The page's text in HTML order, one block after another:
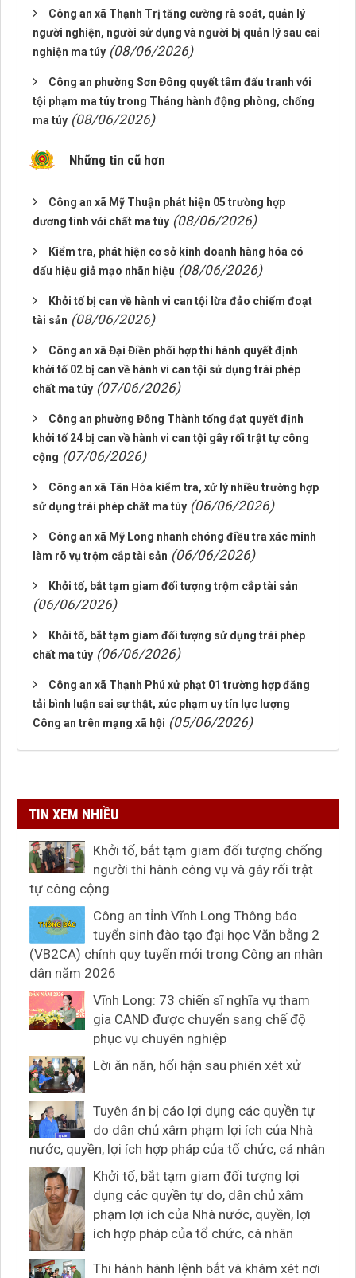
Công an xã Thạnh Trị tăng cường rà soát, quản lý
người nghiện, người sử dụng và người bị quản lý sau cai
nghiện ma túy (08/06/2026)
Công an phường Sơn Đông quyết tâm đấu tranh với
tội phạm ma túy trong Tháng hành động phòng, chống
ma túy (08/06/2026)
Những tin cũ hơn
Công an xã Mỹ Thuận phát hiện 05 trường hợp
dương tính với chất ma túy (08/06/2026)
Kiểm tra, phát hiện cơ sở kinh doanh hàng hóa có
dấu hiệu giả mạo nhãn hiệu (08/06/2026)
Khởi tố bị can về hành vi can tội lừa đảo chiếm đoạt
tài sản (08/06/2026)
Công an xã Đại Điền phối hợp thi hành quyết định
khởi tố 02 bị can về hành vi can tội sử dụng trái phép
chất ma túy (07/06/2026)
Công an phường Đông Thành tống đạt quyết định
khởi tố 24 bị can về hành vi can tội gây rối trật tự công
cộng (07/06/2026)
Công an xã Tân Hòa kiểm tra, xử lý nhiều trường hợp
sử dụng trái phép chất ma túy (06/06/2026)
Công an xã Mỹ Long nhanh chóng điều tra xác minh
làm rõ vụ trộm cắp tài sản (06/06/2026)
Khởi tố, bắt tạm giam đối tượng trộm cắp tài sản
(06/06/2026)
Khởi tố, bắt tạm giam đối tượng sử dụng trái phép
chất ma túy (06/06/2026)
Công an xã Thạnh Phú xử phạt 01 trường hợp đăng
tải bình luận sai sự thật, xúc phạm uy tín lực lượng
Công an trên mạng xã hội (05/06/2026)
TIN XEM NHIỀU
Khởi tố, bắt tạm giam đối tượng chống
người thi hành công vụ và gây rối trật
tự công cộng
Công an tỉnh Vĩnh Long Thông báo
tuyển sinh đào tạo đại học Văn bằng 2
(VB2CA) chính quy tuyển mới trong Công an nhân
dân năm 2026
Vĩnh Long: 73 chiến sĩ nghĩa vụ tham
gia CAND được chuyển sang chế độ
phục vụ chuyên nghiệp
Lời ăn năn, hối hận sau phiên xét xử
Tuyên án bị cáo lợi dụng các quyền tự
do dân chủ xâm phạm lợi ích của Nhà
nước, quyền, lợi ích hợp pháp của tổ chức, cá nhân
Khởi tố, bắt tạm giam đối tượng lợi
dụng các quyền tự do, dân chủ xâm
phạm lợi ích của Nhà nước, quyền, lợi
ích hợp pháp của tổ chức, cá nhân
Thi hành hành lệnh bắt và khám xét nơi